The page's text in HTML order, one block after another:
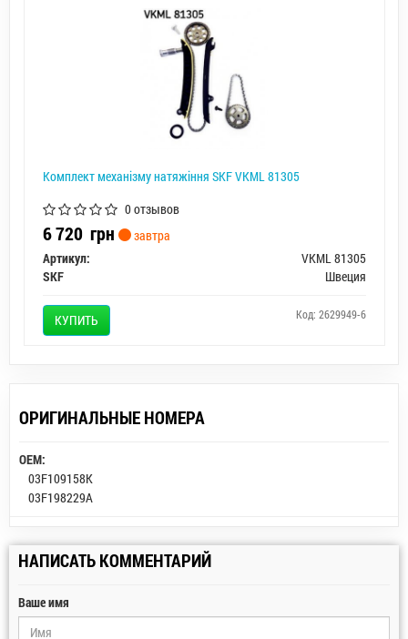
Комплект механізму натяжіння SKF VKML 81305
0 отзывов
6 720 грн
завтра
Артикул:
VKML 81305
SKF
Швеция
КУПИТЬ Код: 2629949-6
ОРИГИНАЛЬНЫЕ НОМЕРА
OEM:
03F109158K
03F198229A
НАПИСАТЬ КОММЕНТАРИЙ
Ваше имя